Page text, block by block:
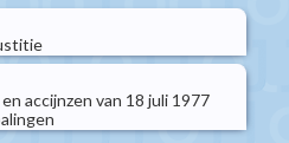
accijnzen van 18 juli 1977